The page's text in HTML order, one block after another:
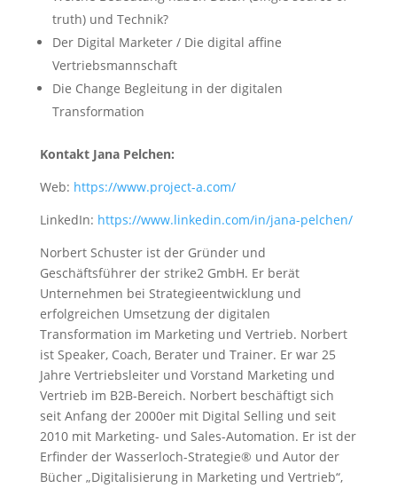
truth) und Technik?
Der Digital Marketer / Die digital affine
Vertriebsmannschaft
Die Change Begleitung in der digitalen
Transformation
Kontakt Jana Pelchen:
Web: https://www.project-a.com/
LinkedIn: https://www.linkedin.com/in/jana-pelchen/
Norbert Schuster ist der Gründer und
Geschäftsführer der strike2 GmbH. Er berät
Unternehmen bei Strategieentwicklung und
erfolgreichen Umsetzung der digitalen
Transformation im Marketing und Vertrieb. Norbert
ist Speaker, Coach, Berater und Trainer. Er war 25
Jahre Vertriebsleiter und Vorstand Marketing und
Vertrieb im B2B-Bereich. Norbert beschäftigt sich
seit Anfang der 2000er mit Digital Selling und seit
2010 mit Marketing- und Sales-Automation. Er ist der
Erfinder der Wasserloch-Strategie® und Autor der
Bücher „Digitalisierung in Marketing und Vertrieb“,